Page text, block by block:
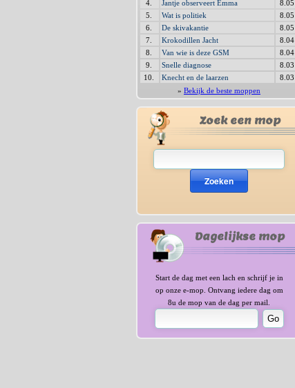
4.
Jantje observeert Emma
8.05
5.
Wat is politiek
8.05
6.
De skivakantie
8.05
7.
Krokodillen Jacht
8.04
8.
Van wie is deze GSM
8.04
9.
Snelle diagnose
8.03
10.
Knecht en de laarzen
8.03
» Bekijk de beste moppen
Zoek een mop
Zoeken
Dagelijkse mop
Start de dag met een lach en schrijf je in
op onze e-mop. Ontvang iedere dag om
8u de mop van de dag per mail.